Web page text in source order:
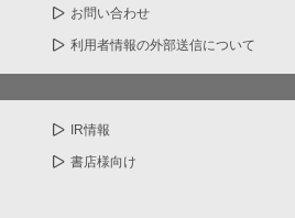
お問い合わせ
利用者情報の外部送信について
IR情報
書店様向け